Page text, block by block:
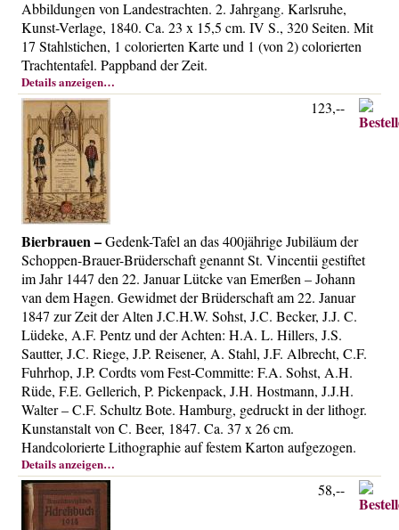
AGB
Widerrufsrecht
Datenschutz
Abbildungen von Landestrachten. 2. Jahrgang. Karlsruhe,
Kunst-Verlage, 1840. Ca. 23 x 15,5 cm. IV S., 320 Seiten. Mit
17 Stahlstichen, 1 colorierten Karte und 1 (von 2) colorierten
Trachtentafel. Pappband der Zeit.
Details anzeigen…
Bierbrauen –Gedenk-Tafel an das 400jährige Jubiläum der
Schoppen-Brauer-Brüderschaft genannt St. Vincentii gestiftet
im Jahr 1447 den 22. Januar Lütcke van Emerßen – Johann
van dem Hagen. Gewidmet der Brüderschaft am 22. Januar
1847 zur Zeit der Alten J.C.H.W. Sohst, J.C. Becker, J.J. C.
Lüdeke, A.F. Pentz und der Achten: H.A. L. Hillers, J.S.
Sautter, J.C. Riege, J.P. Reisener, A. Stahl, J.F. Albrecht, C.F.
Fuhrhop, J.P. Cordts vom Fest-Committe: F.A. Sohst, A.H.
Rüde, F.E. Gellerich, P. Pickenpack, J.H. Hostmann, J.J.H.
Walter – C.F. Schultz Bote. Hamburg, gedruckt in der lithogr.
Kunstanstalt von C. Beer, 1847. Ca. 37 x 26 cm.
Handcolorierte Lithographie auf festem Karton aufgezogen.
Details anzeigen…
123,--
58,--